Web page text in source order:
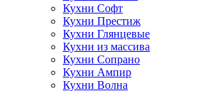
Кухни Софт
Кухни Престиж
Кухни Глянцевые
Кухни из массива
Кухни Сопрано
Кухни Ампир
Кухни Волна